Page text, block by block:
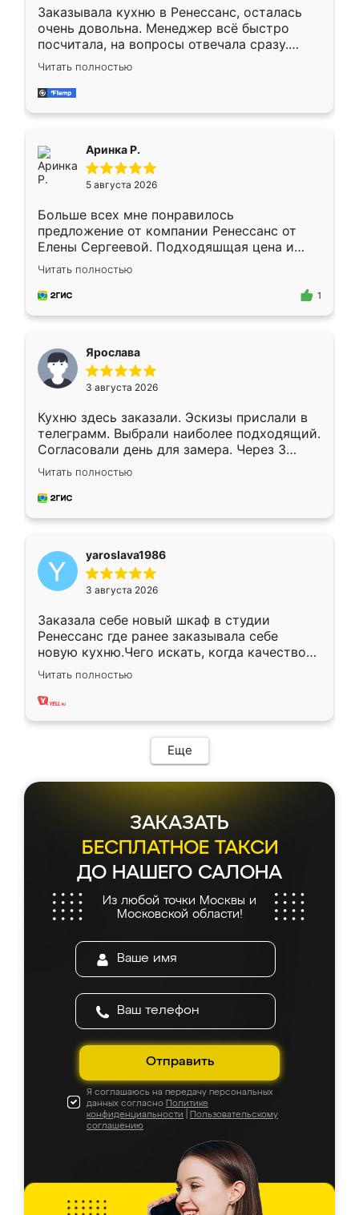
Заказывала кухню в Ренессанс, осталась
очень довольна. Менеджер всё быстро
посчитала, на вопросы отвечала сразу.
Замерщик приехал в субботу, подошёл к
делу со всей ответственностью. Собрали
за день, ребята работали аккуратно, даже
Читать полностью
Аринка Р.
5 августа 2026
Больше всех мне понравилось
предложение от компании Ренессанс от
Елены Сергеевой. Подходяшщая цена и
короткие сроки изготовления. Приехавший
для замера сотрудник Владислав
предложил по моему эскизу самый
Читать полностью
1
Ярослава
3 августа 2026
Кухню здесь заказали. Эскизы прислали в
телеграмм. Выбрали наиболее подходящий.
Согласовали день для замера. Через 3
недели кухня была уже готова. Остались
довольны работой. Спасибо Ренессанс
мебель за качественную работу!
Читать полностью
yaroslava1986
3 августа 2026
Заказала себе новый шкаф в студии
Ренессанс где ранее заказывала себе
новую кухню.Чего искать, когда качеством
вполне довольна. Служит кухня уже почти
два года, нареканий нет.
Читать полностью
Еще
ЗАКАЗАТЬ
БЕСПЛАТНОЕ ТАКСИ
ДО НАШЕГО САЛОНА
Из любой точки Москвы и
Московской области!
Отправить
Я соглашаюсь на передачу персональных
данных согласно Политике
конфиденциальности
Пользовательскому
соглашению